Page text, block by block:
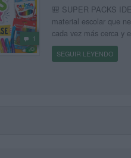
1
🎒 SUPER PACKS
material escolar que
cada vez más cerca y
SEGUIR LEYENDO